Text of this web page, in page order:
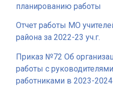
планированию работы
Отчет работы МО
района за 2022-23 уч.г.
Приказ №72 Об
работы с
работниками в 2023-2024